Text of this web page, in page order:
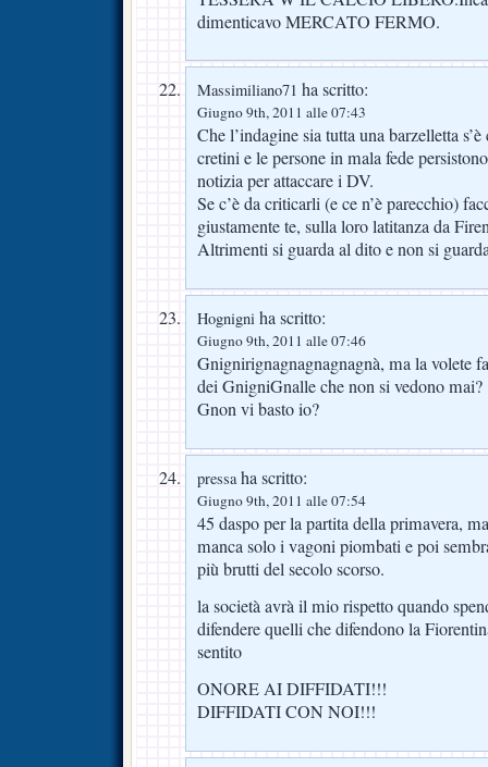
dimenticavo MERCATO FERMO.
Massimiliano71 ha scritto:
Giugno 9th, 2011 alle 07:43
Che l’indagine sia tutta una barzelletta
cretini e le persone in mala fede
notizia per attaccare i DV.
Se c’è da criticarli (e ce n’è parecchio)
giustamente te, sulla loro latitanza da
Altrimenti si guarda al dito e non si
Hognigni ha scritto:
Giugno 9th, 2011 alle 07:46
Gnignirignagnagnagnagnà, ma la volete
dei GnigniGnalle che non si vedono mai?
Gnon vi basto io?
pressaha scritto:
Giugno 9th, 2011 alle 07:54
45 daspo per la partita della primavera,
manca solo i vagoni piombati e poi
più brutti del secolo scorso.
la società avrà il mio rispetto quando
difendere quelli che difendono la
sentito
ONORE AI DIFFIDATI!!!
DIFFIDATI CON NOI!!!